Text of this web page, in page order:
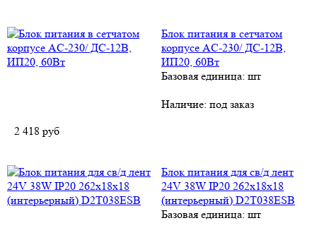
Блок питания в сетчатом
корпусе AC-230/ ДC-12В,
ИП20, 60Вт
Базовая единица: шт
Наличие: под заказ
2 418 руб
Блок питания для св/д лент
24V 38W IP20 262x18x18
(интерьерный) D2T038ESB
Базовая единица: шт